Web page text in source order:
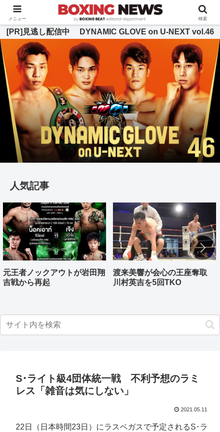
BOXING BEAT [ボクシング・ビート] 公式サイト
[PR]見逃し配信中 DYNAMIC GLOVE on U-NEXT vol.46
人気記事
元王者ノックアウトが岩田翔
吉戦から再起
渡来美響が会心の王座奪取
川村英吉を5回TKO
S･ライト級4団体統一戦 不利予想のラミ
レス「雑音は気にしない」
2021.05.11
22日（日本時間23日）にラスベガスで予定されるS･ラ
メニュー 検索